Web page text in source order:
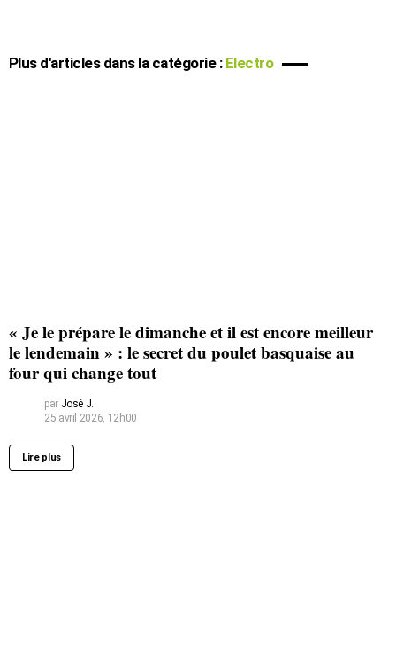
Plus d'articles dans la catégorie : Electro
« Je le prépare le dimanche et il est encore meilleur
le lendemain » : le secret du poulet basquaise au
four qui change tout
par José J.
25 avril 2026, 12h00
Lire plus